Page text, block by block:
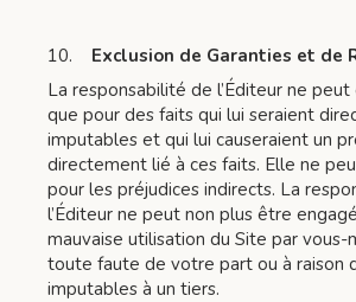
10.
Exclusion de Garanties et de
La responsabilité de l’Éditeur ne
que pour des faits qui lui seraient
imputables et qui lui causeraient un
directement lié à ces faits. Elle ne
pour les préjudices indirects. La
l’Éditeur ne peut non plus être
mauvaise utilisation du Site par vous-
toute faute de votre part ou à raison
imputables à un tiers.